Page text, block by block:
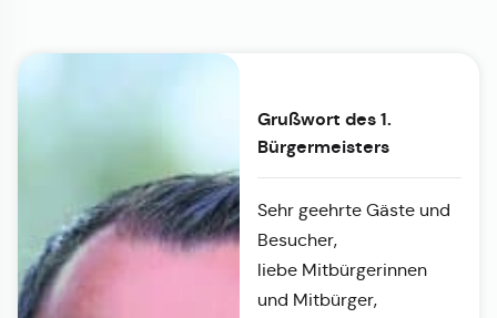
Grußwort des 1.
Bürgermeisters
Sehr geehrte Gäste und
Besucher,
liebe Mitbürgerinnen
und Mitbürger,